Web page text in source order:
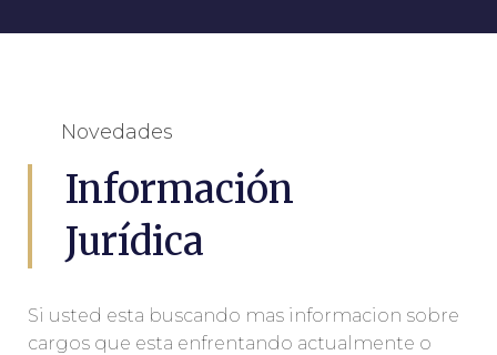
Novedades
Información
Jurídica
Si usted esta buscando mas informacion sobre
cargos que esta enfrentando actualmente o